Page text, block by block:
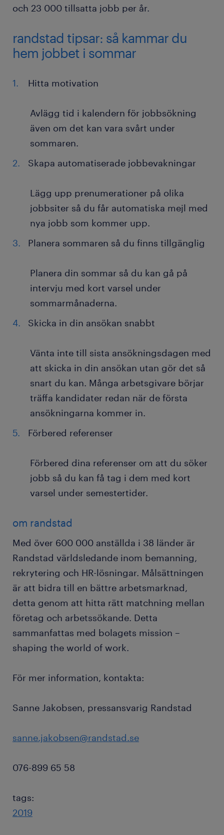
och 23 000 tillsatta jobb per år.
randstad tipsar: så kammar du
hem jobbet i sommar
Hitta motivation
Avlägg tid i kalendern för jobbsökning
även om det kan vara svårt under
sommaren.
Skapa automatiserade jobbevakningar
Lägg upp prenumerationer på olika
jobbsiter så du får automatiska mejl med
nya jobb som kommer upp.
Planera sommaren så du finns tillgänglig
Planera din sommar så du kan gå på
intervju med kort varsel under
sommarmånaderna.
Skicka in din ansökan snabbt
Vänta inte till sista ansökningsdagen med
att skicka in din ansökan utan gör det så
snart du kan. Många arbetsgivare börjar
träffa kandidater redan när de första
ansökningarna kommer in.
Förbered referenser
Förbered dina referenser om att du söker
jobb så du kan få tag i dem med kort
varsel under semestertider.
om randstad
Med över 600 000 anställda i 38 länder är
Randstad världsledande inom bemanning,
rekrytering och HR-lösningar. Målsättningen
är att bidra till en bättre arbetsmarknad,
detta genom att hitta rätt matchning mellan
företag och arbetssökande. Detta
sammanfattas med bolagets mission –
shaping the world of work.
För mer information, kontakta:
Sanne Jakobsen, pressansvarig Randstad
sanne.jakobsen@randstad.se
076-899 65 58
tags:
2019